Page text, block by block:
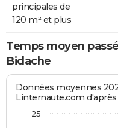
principales de
120 m² et plus
Temps moyen
Bidache
Données moyennes
Linternaute.com d'après
25